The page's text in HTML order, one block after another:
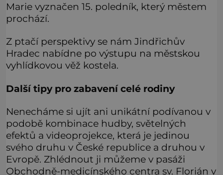
Marie vyznačen 15. poledník, který městem
prochází.
Z ptačí perspektivy se nám Jindřichův
Hradec nabídne po výstupu na městskou
vyhlídkovou věž kostela.
Další tipy pro zabavení celé rodiny
Nenecháme si ujít ani unikátní podívanou v
podobě kombinace hudby, světelných
efektů a videoprojekce, která je jedinou
svého druhu v České republice a druhou v
Evropě. Zhlédnout ji můžeme v pasáži
Obchodně-medicínského centra sv. Florián v